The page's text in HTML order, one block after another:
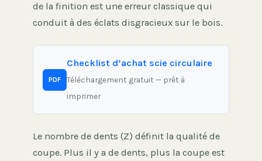
de la finition est une erreur classique qui
conduit à des éclats disgracieux sur le bois.
PDF
Checklist d’achat scie circulaire
Téléchargement gratuit — prêt à
imprimer
Le nombre de dents (Z) définit la qualité de
coupe. Plus il y a de dents, plus la coupe est